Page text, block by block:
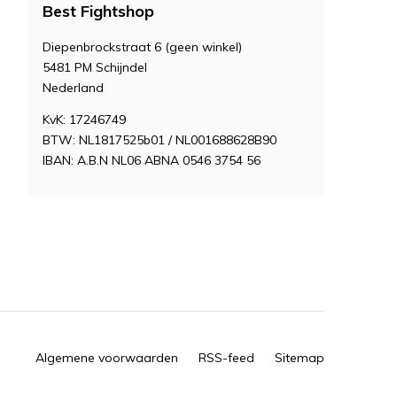
Best Fightshop
Diepenbrockstraat 6 (geen winkel)
5481 PM Schijndel
Nederland
KvK: 17246749
BTW: NL1817525b01 / NL001688628B90
IBAN: A.B.N NL06 ABNA 0546 3754 56
Algemene voorwaarden RSS-feed Sitemap